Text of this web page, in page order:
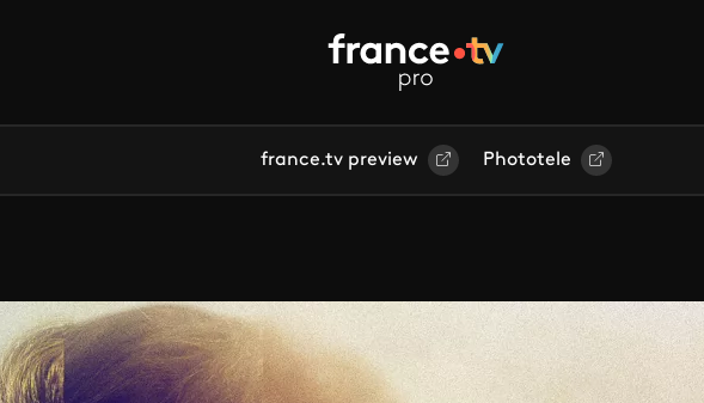
france.tv preview Phototele